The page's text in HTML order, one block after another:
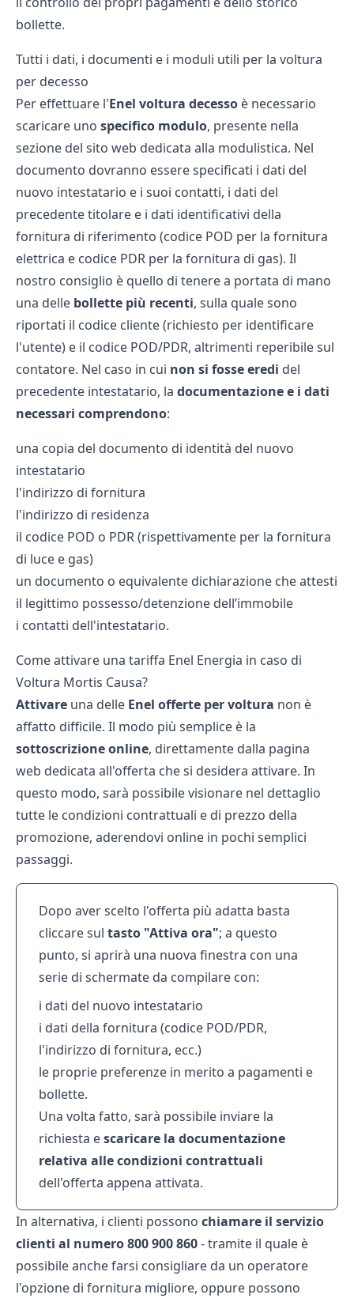
bollette.
Tutti i dati, i documenti e i moduli utili per la voltura
per decesso
Per effettuare l'Enel voltura decesso è necessario
scaricare uno specifico modulo, presente nella
sezione del sito web dedicata alla modulistica. Nel
documento dovranno essere specificati i dati del
nuovo intestatario e i suoi contatti, i dati del
precedente titolare e i dati identificativi della
fornitura di riferimento (codice POD per la fornitura
elettrica e codice PDR per la fornitura di gas). Il
nostro consiglio è quello di tenere a portata di mano
una delle bollette più recenti, sulla quale sono
riportati il codice cliente (richiesto per identificare
l'utente) e il codice POD/PDR, altrimenti reperibile sul
contatore. Nel caso in cui non si fosse eredi del
precedente intestatario, la documentazione e i dati
necessari comprendono:
una copia del documento di identità del nuovo
intestatario
l'indirizzo di fornitura
l'indirizzo di residenza
il codice POD o PDR (rispettivamente per la fornitura
di luce e gas)
un documento o equivalente dichiarazione che attesti
il legittimo possesso/detenzione dell’immobile
i contatti dell'intestatario.
Come attivare una tariffa Enel Energia in caso di
Voltura Mortis Causa?
Attivare una delle Enel offerte pervoltura non è
affatto difficile. Il modo più semplice è la
sottoscrizione online, direttamente dalla pagina
web dedicata all'offerta che si desidera attivare. In
questo modo, sarà possibile visionare nel dettaglio
tutte le condizioni contrattuali e di prezzo della
promozione, aderendovi online in pochi semplici
passaggi.
Dopo aver scelto l'offerta più adatta basta
cliccare sul tasto "Attiva ora"; a questo
punto, si aprirà una nuova finestra con una
serie di schermate da compilare con:
i dati del nuovo intestatario
i dati della fornitura (codice POD/PDR,
l'indirizzo di fornitura, ecc.)
le proprie preferenze in merito a pagamenti e
bollette.
Una volta fatto, sarà possibile inviare la
richiesta escaricare la documentazione
relativa alle condizioni contrattuali
dell'offerta appena attivata.
In alternativa, i clienti possono chiamare il servizio
clienti al numero 800 900 860- tramite il quale è
possibile anche farsi consigliare da un operatore
l'opzione di fornitura migliore, oppure possono